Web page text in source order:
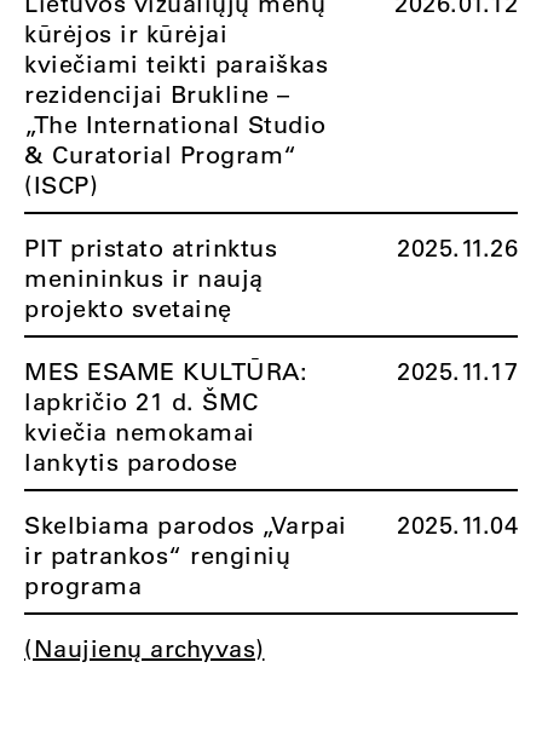
kūrėjos ir kūrėjai
kviečiami teikti paraiškas
rezidencijai Brukline –
„The International Studio
& Curatorial Program“
(ISCP)
PIT pristato atrinktus
menininkus ir naują
projekto svetainę
2025.11.26
MES ESAME KULTŪRA:
lapkričio 21 d. ŠMC
kviečia nemokamai
lankytis parodose
2025.11.17
Skelbiama parodos „Varpai
ir patrankos“ renginių
programa
2025.11.04
(Naujienų archyvas)